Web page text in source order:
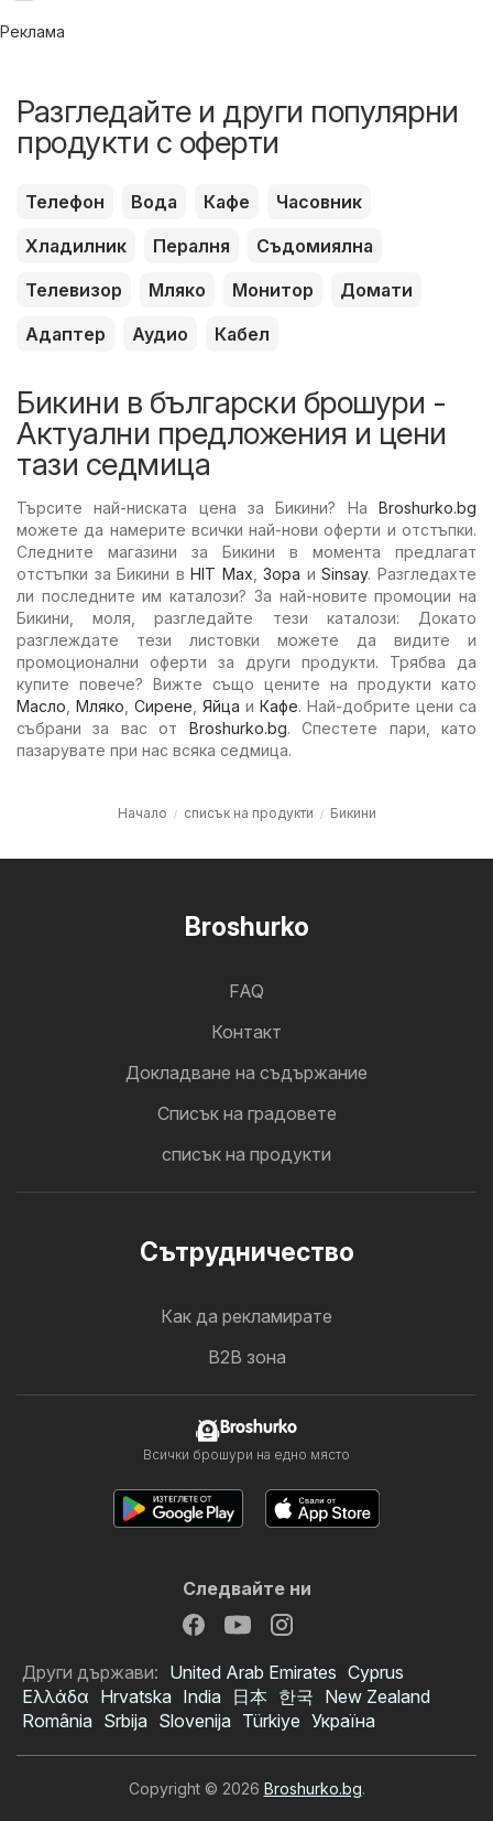
Реклама
Разгледайте и други популярни
продукти с оферти
Телефон Вода Кафе
Часовник
Хладилник
Пералня
Съдомиялна
Телевизор
Мляко Монитор
Домати
Адаптер
Аудио Кабел
Бикини в български брошури -
Актуални предложения и цени
тази седмица
Търсите най-ниската цена за Бикини? На Broshurko.bg
можете да намерите всички най-нови оферти и отстъпки.
Следните магазини за Бикини в момента предлагат
отстъпки за Бикини вHIT Max ,Зора иSinsay. Разгледахте
ли последните им каталози? За най-новите промоции на
Бикини, моля, разгледайте тези каталози: Докато
разглеждате тези листовки можете да видите и
промоционални оферти за други продукти. Трябва да
купите повече? Вижте също цените на продукти като
Масло Мляко Сирене Яйца и Кафе. Най-добрите цени са
събрани за вас от Broshurko.bg. Спестете пари, като
пазарувате при нас всяка седмица.
Начало списък на продукти Бикини
Broshurko
FAQ
Контакт
Докладване на съдържание
Cписък на градовете
списък на продукти
Cътрудничество
Как да рекламирате
B2B зона
Broshurko
Всички брошури на едно място
Следвайте ни
Други държави: United Arab Emirates Cyprus
Ελλάδα Hrvatska India 日本 한국 New Zealand
România Srbija Slovenija Türkiye Україна
Copyright © 2026 Broshurko.bg.